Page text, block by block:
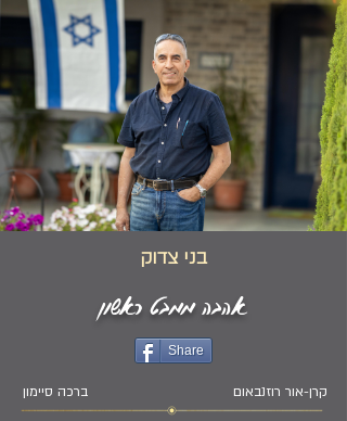
בני צדוק
אהבה ממבט ראשון
Share
ברכה סיימון קרן-אור רוזנבאום